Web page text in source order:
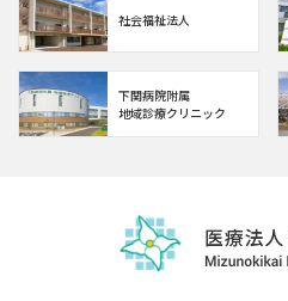
社会福祉法人
下関病院附属
地域診療クリニック